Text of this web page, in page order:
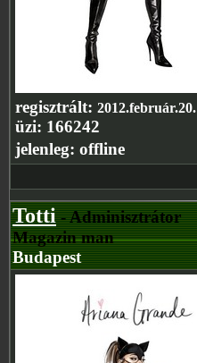
regisztrált: 2012.február.20.
üzi: 166242
jelenleg: offline
Totti- Adminisztrátor
Magazin man
Budapest